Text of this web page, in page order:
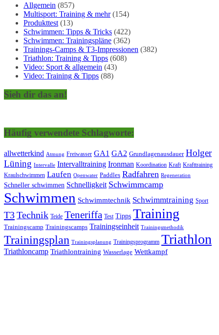
Allgemein (857)
Multisport: Training & mehr(154)
Produkttest (13)
Schwimmen: Tipps & Tricks (422)
Schwimmen: Trainingspläne (362)
Trainings-Camps & T3-Impressionen (382)
Triathlon: Training & Tipps (608)
Video: Sport & allgemein (43)
Video: Training & Tipps (88)
Sieh dir das an!
Häufig verwendete Schlagworte:
allwetterkind Atmung Freiwasser GA1 GA2 Grundlagenausdauer Holger
Lüning Intervalle Intervalltraining Ironman Koordination Kraft Krafttraining
Kraulschwimmen Laufen Openwater Paddles Radfahren Regeneration
Schneller schwimmen Schnelligkeit Schwimmcamp
Schwimmen Schwimmtechnik Schwimmtraining Sport
T3Technik Teide Teneriffa Test Tipps Training
Trainingscamp Trainingscamps Trainingseinheit Trainingsmethodik
Trainingsplan Trainingsplanung Trainingsprogramm Triathlon
Triathloncamp Triathlontraining Wasserlage Wettkampf